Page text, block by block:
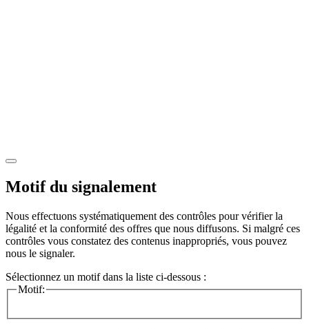
Motif du signalement
Nous effectuons systématiquement des contrôles pour vérifier la
légalité et la conformité des offres que nous diffusons. Si malgré ces
contrôles vous constatez des contenus inappropriés, vous pouvez
nous le signaler.
Sélectionnez un motif dans la liste ci-dessous :
Motif: